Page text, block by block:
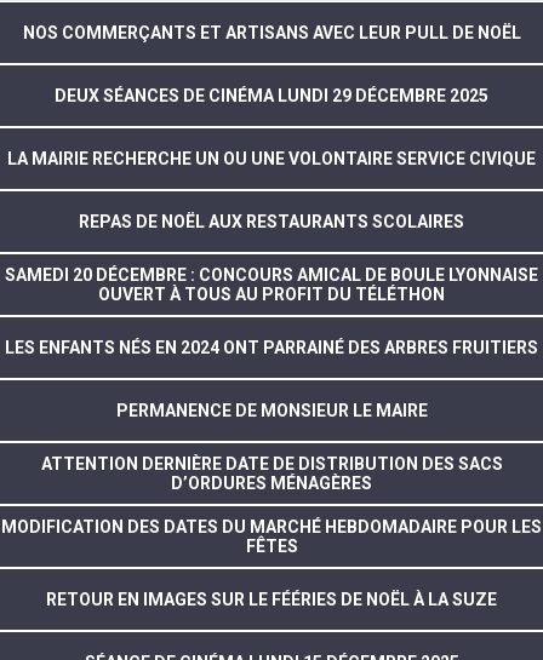
NOS COMMERÇANTS ET ARTISANS AVEC LEUR PULL DE NOËL
DEUX SÉANCES DE CINÉMA LUNDI 29 DÉCEMBRE 2025
LA MAIRIE RECHERCHE UN OU UNE VOLONTAIRE SERVICE CIVIQUE
REPAS DE NOËL AUX RESTAURANTS SCOLAIRES
SAMEDI 20 DÉCEMBRE : CONCOURS AMICAL DE BOULE LYONNAISE
OUVERT À TOUS AU PROFIT DU TÉLÉTHON
LES ENFANTS NÉS EN 2024 ONT PARRAINÉ DES ARBRES FRUITIERS
PERMANENCE DE MONSIEUR LE MAIRE
ATTENTION DERNIÈRE DATE DE DISTRIBUTION DES SACS
D’ORDURES MÉNAGÈRES
MODIFICATION DES DATES DU MARCHÉ HEBDOMADAIRE POUR LES
FÊTES
RETOUR EN IMAGES SUR LE FÉÉRIES DE NOËL À LA SUZE